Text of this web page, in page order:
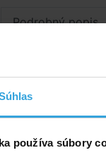
používa súbory
Podrobný popis
Štvorcestný
SF15